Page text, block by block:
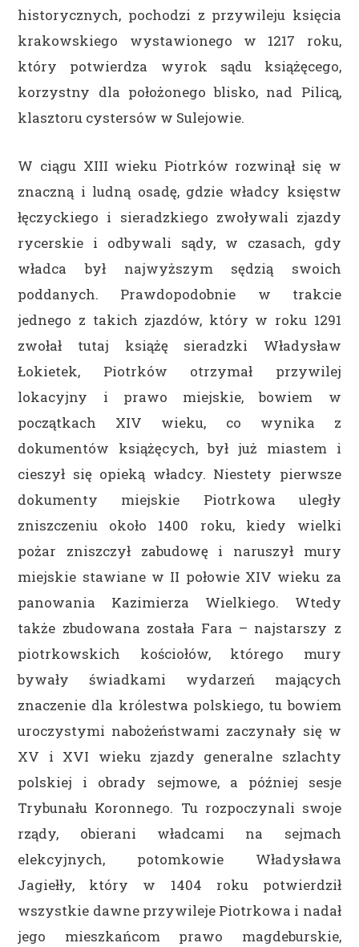
historycznych, pochodzi z przywileju księcia
krakowskiego wystawionego w 1217 roku,
który potwierdza wyrok sądu książęcego,
korzystny dla położonego blisko, nad Pilicą,
klasztoru cystersów w Sulejowie.
W ciągu XIII wieku Piotrków rozwinął się w
znaczną i ludną osadę, gdzie władcy księstw
łęczyckiego i sieradzkiego zwoływali zjazdy
rycerskie i odbywali sądy, w czasach, gdy
władca był najwyższym sędzią swoich
poddanych. Prawdopodobnie w trakcie
jednego z takich zjazdów, który w roku 1291
zwołał tutaj książę sieradzki Władysław
Łokietek, Piotrków otrzymał przywilej
lokacyjny i prawo miejskie, bowiem w
początkach XIV wieku, co wynika z
dokumentów książęcych, był już miastem i
cieszył się opieką władcy. Niestety pierwsze
dokumenty miejskie Piotrkowa uległy
zniszczeniu około 1400 roku, kiedy wielki
pożar zniszczył zabudowę i naruszył mury
miejskie stawiane w II połowie XIV wieku za
panowania Kazimierza Wielkiego. Wtedy
także zbudowana została Fara – najstarszy z
piotrkowskich kościołów, którego mury
bywały świadkami wydarzeń mających
znaczenie dla królestwa polskiego, tu bowiem
uroczystymi nabożeństwami zaczynały się w
XV i XVI wieku zjazdy generalne szlachty
polskiej i obrady sejmowe, a później sesje
Trybunału Koronnego. Tu rozpoczynali swoje
rządy, obierani władcami na sejmach
elekcyjnych, potomkowie Władysława
Jagiełły, który w 1404 roku potwierdził
wszystkie dawne przywileje Piotrkowa i nadał
jego mieszkańcom prawo magdeburskie,